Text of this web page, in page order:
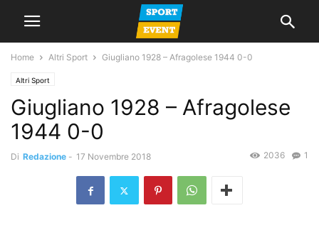
Home Altri Sport Giugliano 1928 – Afragolese 1944 0-0
Altri Sport
Giugliano 1928 – Afragolese
1944 0-0
Di Redazione - 17 Novembre 2018 1
2036